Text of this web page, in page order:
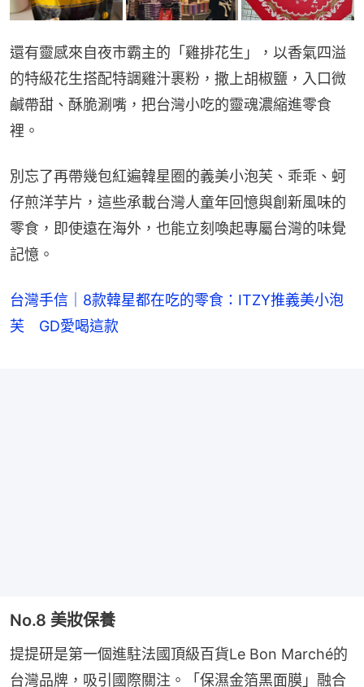
還有靈感來自夜市霸主的「雞排花生」，以香氣四溢
的特級花生搭配特調雞汁裹粉，撒上胡椒鹽，入口微
鹹帶甜、酥脆涮嘴，把台灣小吃的靈魂濃縮進零食
裡。
別忘了再帶幾包紅遍韓星圈的義美小泡芙、乖乖、蚵
仔煎洋芋片，這些承載台灣人童年回憶與創新風味的
零食，即使遠在海外，也能立刻喚起專屬台灣的味覺
記憶。
台灣手信｜8款韓星都在吃的零食：ITZY推義美小泡
芙 GD愛喝這款
No.8 美妝保養
提提研是第一個進駐法國頂級百貨Le Bon Marché的
台灣品牌，吸引國際關注。「保濕金箔黑面膜」融合